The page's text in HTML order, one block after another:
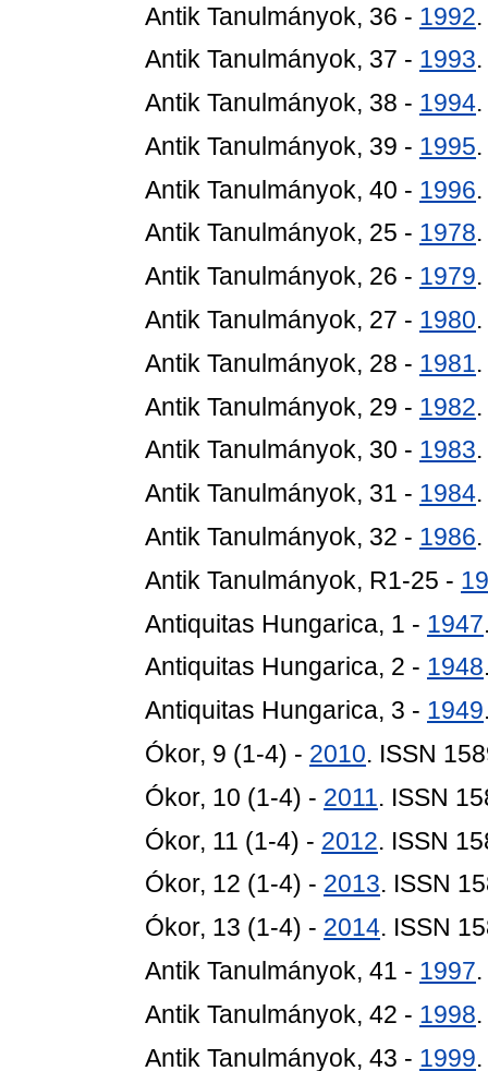
Antik Tanulmányok, 36 - 1992
Antik Tanulmányok, 37 - 1993
Antik Tanulmányok, 38 - 1994
Antik Tanulmányok, 39 - 1995
Antik Tanulmányok, 40 - 1996
Antik Tanulmányok, 25 - 1978
Antik Tanulmányok, 26 - 1979
Antik Tanulmányok, 27 - 1980
Antik Tanulmányok, 28 - 1981
Antik Tanulmányok, 29 - 1982
Antik Tanulmányok, 30 - 1983
Antik Tanulmányok, 31 - 1984
Antik Tanulmányok, 32 - 1986
Antik Tanulmányok, R1-25 -
Antiquitas Hungarica, 1 - 1947
Antiquitas Hungarica, 2 - 1948
Antiquitas Hungarica, 3 - 1949
Ókor, 9 (1-4) - 2010. ISSN
Ókor, 10 (1-4) - 2011. ISSN
Ókor, 11 (1-4) - 2012. ISSN
Ókor, 12 (1-4) - 2013. ISSN
Ókor, 13 (1-4) - 2014. ISSN
Antik Tanulmányok, 41 - 1997
Antik Tanulmányok, 42 - 1998
Antik Tanulmányok, 43 - 1999